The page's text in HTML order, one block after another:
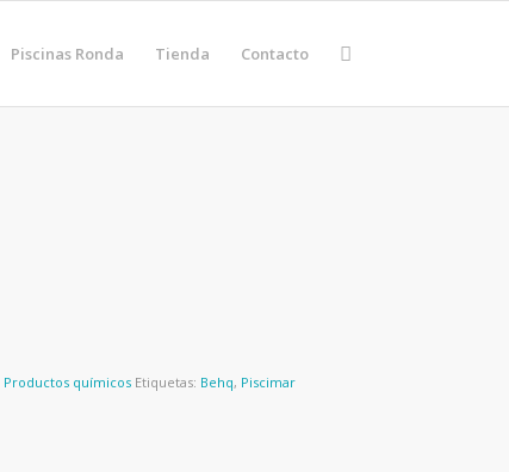
Piscinas Ronda Tienda Contacto
Productos químicos Etiquetas: Behq, Piscimar